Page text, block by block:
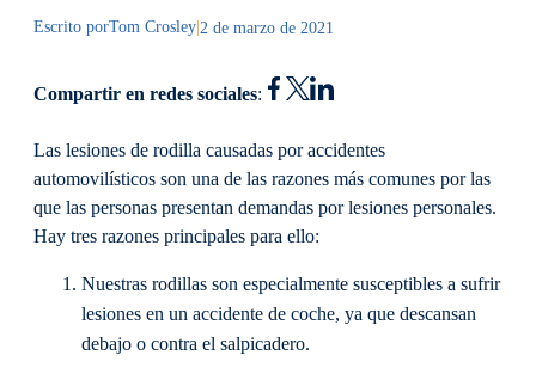
Escrito porTom Crosley|2 de marzo de 2021
Compartir en redes sociales:
Las lesiones de rodilla causadas por accidentes
automovilísticos son una de las razones más comunes por las
que las personas presentan demandas por lesiones personales.
Hay tres razones principales para ello:
Nuestras rodillas son especialmente susceptibles a sufrir
lesiones en un accidente de coche, ya que descansan
debajo o contra el salpicadero.